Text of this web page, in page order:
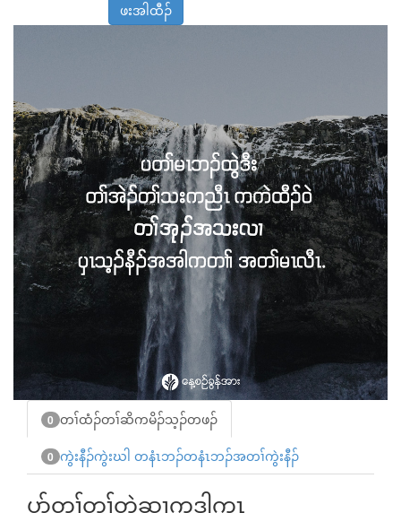
ဖးအါထီၣ်
0 တၢ်ထံၣ်တၢ်ဆိကမိၣ်သ့ၣ်တဖၣ်
0 ကွဲးနီၣ်ကွဲးဃါ တနံၤဘၣ်တနံၤဘၣ်အတၢ်ကွဲးနီၣ်
ပာ်တ့ၢ်တၢ်တဲဆၢကဒါက့ၤ